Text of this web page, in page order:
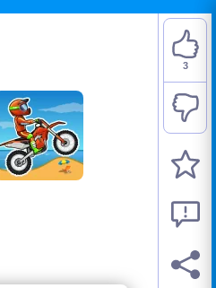
3